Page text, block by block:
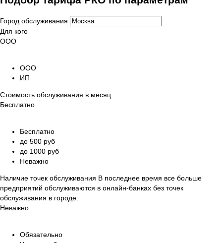
Город обслуживания
Для кого
ООО
ООО
ИП
Стоимость обслуживания в месяц
Бесплатно
Бесплатно
до 500 руб
до 1000 руб
Неважно
Наличие точек обслуживания В последнее время все больше
предприятий обслуживаются в онлайн-банках без точек
обслуживания в городе.
Неважно
Обязательно